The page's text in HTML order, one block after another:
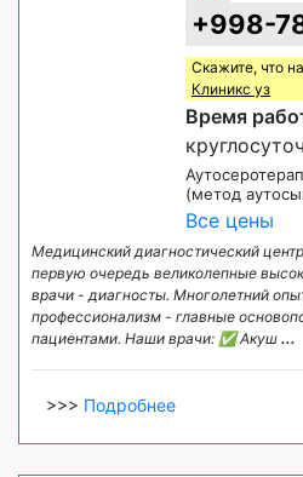
+998-
Скажите, что
Клиникс уз
Время
(метод
Все цены
Медицинский диагностический
первую очередь великолепные
врачи - диагносты. Многолетний
профессионализм - главные
пациентами. Наши врачи: ✅ Акуш ...
>>> Подробнее